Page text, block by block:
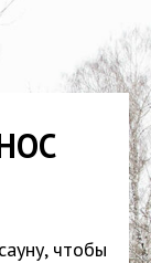
чтобы